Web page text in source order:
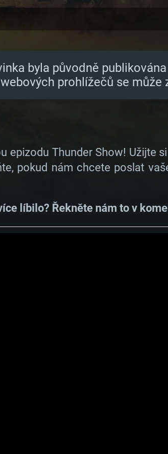
byla původně
prohlížečů se může
epizodu Thunder Show! Užijte
pokud nám chcete poslat
líbilo? Řekněte nám to v